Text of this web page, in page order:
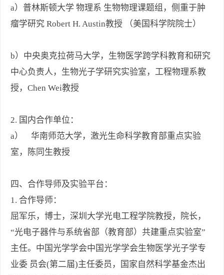
a）普林斯顿大学 物理系 生物物理课题组，侧重于肿
瘤学研究 Robert H. Austin教授 （美国科学院院士）
b）中央奥克拉荷马大学，生物医学跨学科教育和研究
中心负责人，生物光子学研究实验室，工程物理系教
授，Chen Wei教授
2. 国内合作单位：
a） 华南师范大学，激光生命科学教育部重点实验
室，陈同生教授
四、合作导师及实验平台：
1. 合作导师：
屈军乐，博士，深圳大学光电工程学院教授，院长，
“光电子器件与系统省部（教育部）共建重点实验室”
主任。中国光学学会中国光学学会生物医学光子学专
业委 员会(第二届)主任委员，国家自然科学基金杰出